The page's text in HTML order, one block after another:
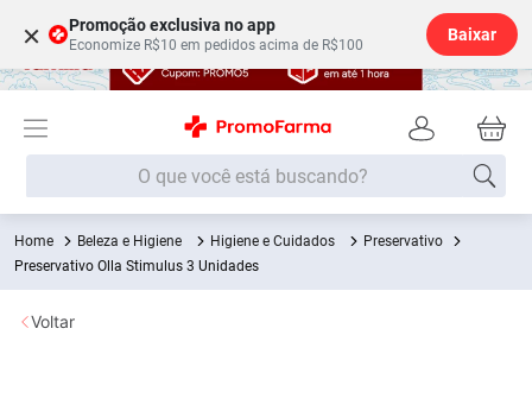
× Promoção exclusiva no app
Economize R$10 em pedidos acima de R$100
Baixar
O que você está buscando?
Beleza e Higiene Higiene e Cuidados
Preservativo
Preservativo Olla Stimulus 3 Unidades
Voltar
Termos mais buscados
1º Fralda
2